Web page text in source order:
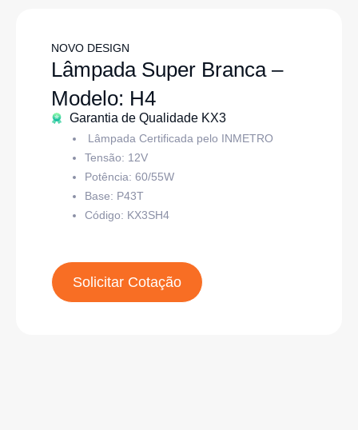
NOVO DESIGN
Lâmpada Super Branca –
Modelo: H4
Garantia de Qualidade KX3
Lâmpada Certificada pelo INMETRO
Tensão: 12V
Potência: 60/55W
Base: P43T
Código: KX3SH4
Solicitar Cotação